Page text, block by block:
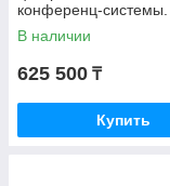
конференц-системы.
В наличии
625 500 ₸
Купить